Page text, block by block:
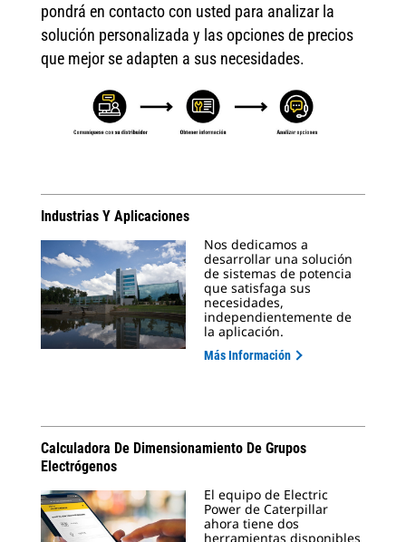
pondrá en contacto con usted para analizar la
solución personalizada y las opciones de precios
que mejor se adapten a sus necesidades.
Industrias Y Aplicaciones
Nos dedicamos a
desarrollar una solución
de sistemas de potencia
que satisfaga sus
necesidades,
independientemente de
la aplicación.
Más Información
Calculadora De Dimensionamiento De Grupos
Electrógenos
El equipo de Electric
Power de Caterpillar
ahora tiene dos
herramientas disponibles